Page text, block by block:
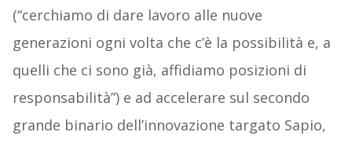
(“cerchiamo di dare lavoro alle nuove
generazioni ogni volta che c’è la possibilità e, a
quelli che ci sono già, affidiamo posizioni di
responsabilità”) e ad accelerare sul secondo
grande binario dell’innovazione targato Sapio,